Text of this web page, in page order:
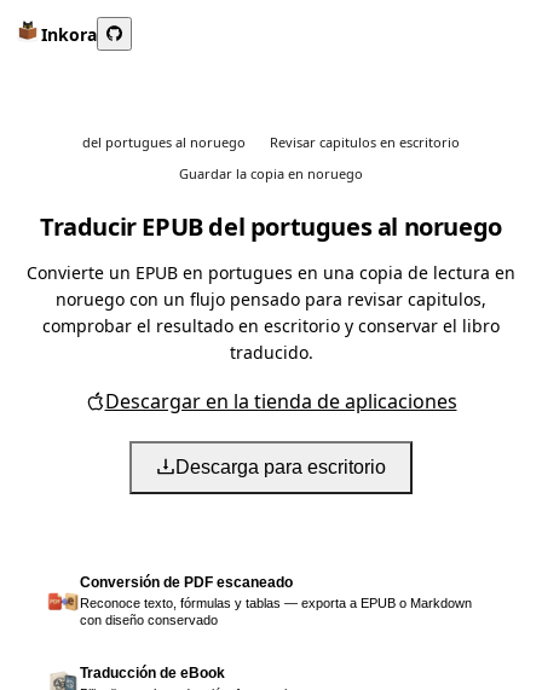
Inkora
del portugues al noruego
Revisar capitulos en escritorio
Guardar la copia en noruego
Traducir EPUB del portugues al noruego
Convierte un EPUB en portugues en una copia de lectura en
noruego con un flujo pensado para revisar capitulos,
comprobar el resultado en escritorio y conservar el libro
traducido.
Descargar en la tienda de aplicaciones
Descarga para escritorio
Conversión de PDF escaneado
Reconoce texto, fórmulas y tablas — exporta a EPUB o Markdown
con diseño conservado
Traducción de eBook